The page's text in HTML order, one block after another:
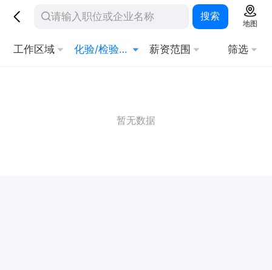
搜索
地图
工作区域 化验/检验科医生 薪资范围 筛选
暂无数据